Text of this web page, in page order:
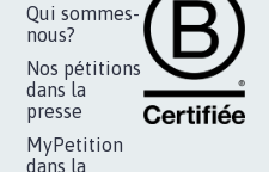
Qui sommes-
nous?
Nos pétitions
dans la
presse
MyPetition
dans la